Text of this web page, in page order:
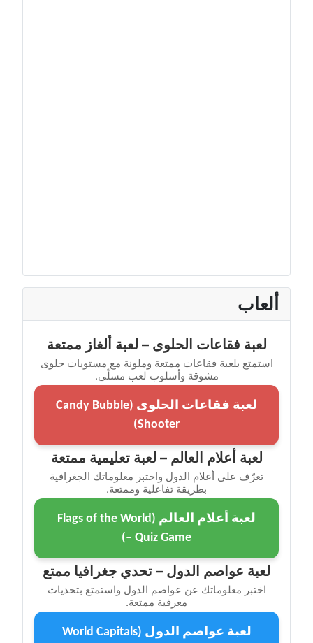
ألعاب
لعبة فقاعات الحلوى – لعبة ألغاز ممتعة
استمتع بلعبة فقاعات ممتعة وملونة مع مستويات حلوى
مشوقة وأسلوب لعب مسلّي.
لعبة فقاعات الحلوى (Candy Bubble
Shooter)
لعبة أعلام العالم – لعبة تعليمية ممتعة
تعرّف على أعلام الدول واختبر معلوماتك الجغرافية
بطريقة تفاعلية وممتعة.
لعبة أعلام العالم (Flags of the World
– Quiz Game)
لعبة عواصم الدول – تحدي جغرافيا ممتع
اختبر معلوماتك عن عواصم الدول واستمتع بتحديات
معرفية ممتعة.
لعبة عواصم الدول (World Capitals